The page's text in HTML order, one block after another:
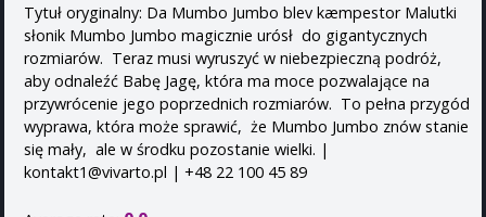
Tytuł oryginalny: Da Mumbo Jumbo blev kæmpestor Malutki
słonik Mumbo Jumbo magicznie urósł do gigantycznych
rozmiarów. Teraz musi wyruszyć w niebezpieczną podróż,
aby odnaleźć Babę Jagę, która ma moce pozwalające na
przywrócenie jego poprzednich rozmiarów. To pełna przygód
wyprawa, która może sprawić, że Mumbo Jumbo znów stanie
się mały, ale w środku pozostanie wielki. |
kontakt1@vivarto.pl | +48 22 100 45 89